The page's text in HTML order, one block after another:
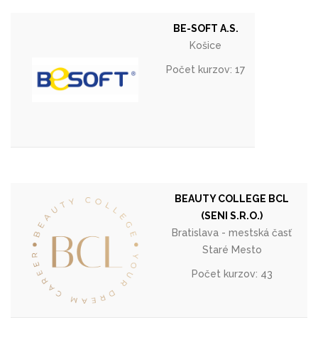
BE-SOFT A.S.
Košice
Počet kurzov: 17
BEAUTY COLLEGE BCL
(SENI S.R.O.)
Bratislava - mestská časť
Staré Mesto
Počet kurzov: 43